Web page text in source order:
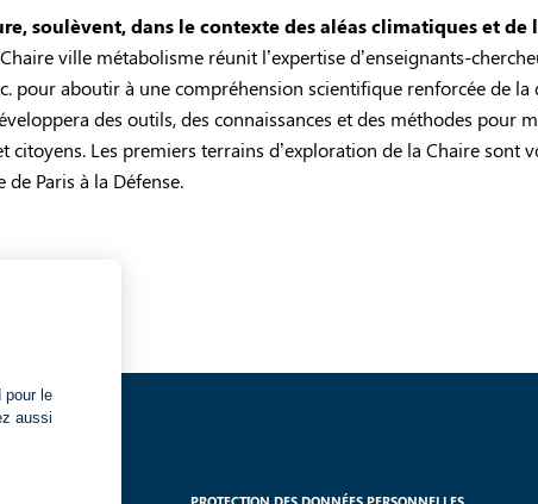
soulèvent, dans le contexte des aléas climatiques et
ville métabolisme réunit l’expertise d’enseignants-
pour aboutir à une compréhension scientifique renforcée de
des outils, des connaissances et des méthodes pour
citoyens. Les premiers terrains d’exploration de la Chaire sont
Paris à la Défense.